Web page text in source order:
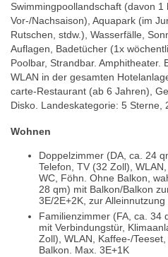
Swimmingpoollandschaft (davon 1
Vor-/Nachsaison), Aquapark (im
Rutschen, stdw.), Wasserfälle,
Auflagen, Badetücher (1x
Poolbar, Strandbar. Amphitheater.
WLAN in der gesamten
carte-Restaurant (ab 6 Jahren),
Disko. Landeskategorie: 5 Sterne,
Wohnen
Doppelzimmer (DA, ca. 24
Telefon, TV (32 Zoll),
WC, Föhn. Ohne Balkon,
28 qm) mit Balkon/Balkon
3E/2E+2K, zur
Familienzimmer (FA, ca. 34
mit Verbindungstür,
Zoll), WLAN, Kaffee-/
Balkon. Max. 3E+1K